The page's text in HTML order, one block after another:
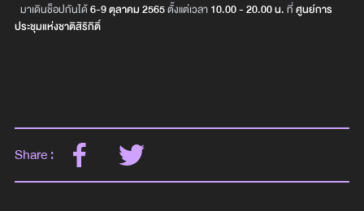
มาเดินช็อปกันได้6-9 ตุลาคม 2565ตั้งแต่เวลา10.00 - 20.00 น.ที่ศูนย์การ
ประชุมแห่งชาติสิริกิติ์
Share :